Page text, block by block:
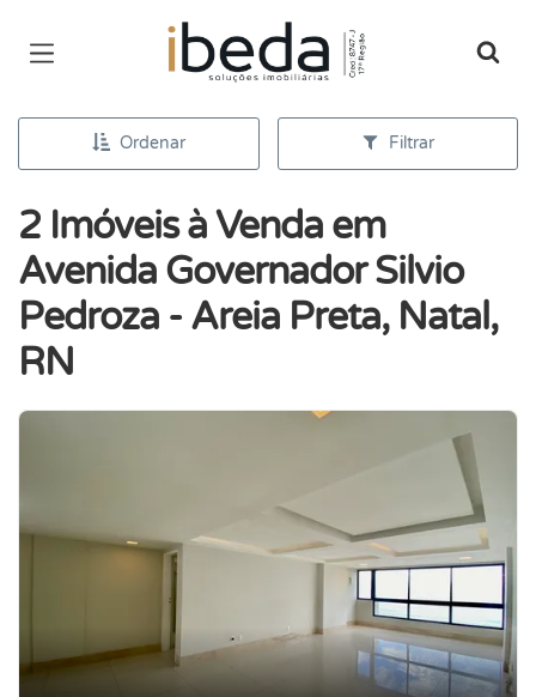
Página inicial
Ordenar Filtrar
2 Imóveis à Venda em
Avenida Governador Silvio
Pedroza - Areia Preta, Natal,
RN